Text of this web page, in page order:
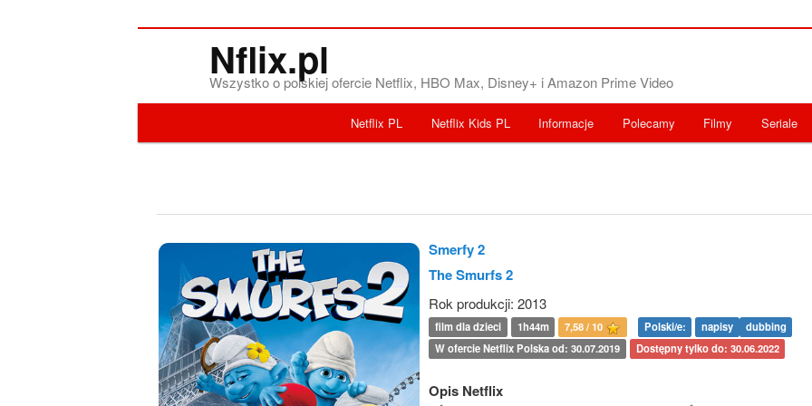
Nflix.pl
Wszystko o polskiej ofercie Netflix, HBO Max, Disney+ i Amazon Prime Video
Seriale
Filmy
Polecamy
Informacje
Netflix Kids PL
Netflix PL
Smerfy 2
The Smurfs 2
Rok produkcji: 2013
film dla dzieci 1h44m 7,58 / 10 Polski/e: napisy
dubbing
W ofercie Netflix Polska od: 30.07.2019
Dostępny tylko do: 30.06.2022
Opis Netflix